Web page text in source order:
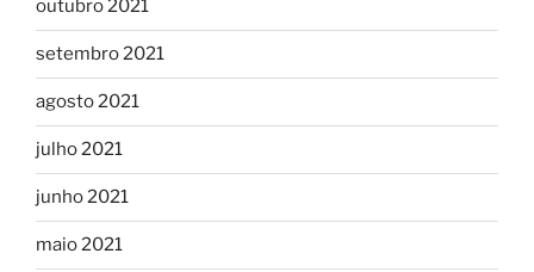
outubro 2021
setembro 2021
agosto 2021
julho 2021
junho 2021
maio 2021